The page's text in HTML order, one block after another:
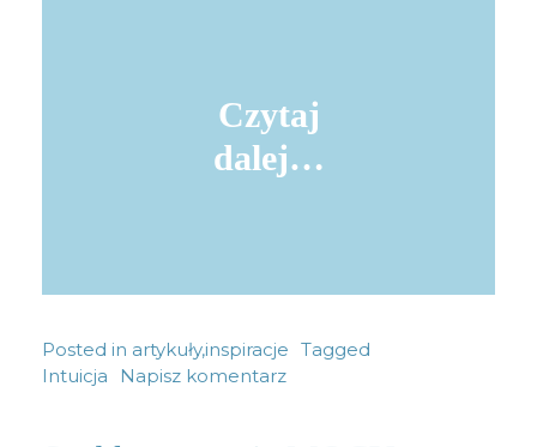
Czytaj
dalej…
Posted in artykuły,inspiracje Tagged
Intuicja
Napisz komentarz